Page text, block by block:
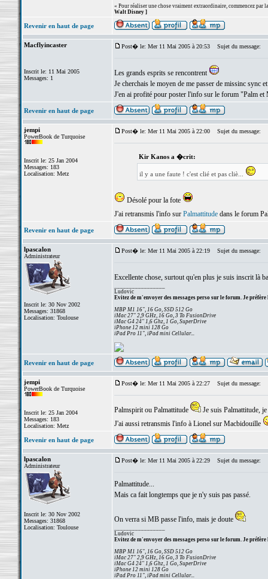
« Pour réaliser une chose vraiment extraordinaire, commencez
Walt Disney ]
Revenir en haut de page
Macflyincaster
Inscrit le: 11 Mai 2005
Messages: 1
Post� le: Mer 11 Mai 2005 à 20:53 Sujet du message:
Les grands esprits se rencontrent
Je cherchais le moyen de me passer de missinc sync
J'en ai profité pour poster l'info sur le forum "Palm et
Revenir en haut de page
jempi
PowerBook de Turquoise
Inscrit le: 25 Jan 2004
Messages: 183
Localisation: Metz
Post� le: Mer 11 Mai 2005 à 22:00 Sujet du message:
Kir Kanos a �crit:
il y a une faute ! c'est clié et pas cliè...
Désolé pour la fote
J'ai retransmis l'info sur Palmattitudedans le forum
Revenir en haut de page
lpascalon
Administrateur
Inscrit le: 30 Nov 2002
Messages: 31868
Localisation: Toulouse
Post� le: Mer 11 Mai 2005 à 22:19 Sujet du message:
Excellente chose, surtout qu'en plus je suis inscrit là
Ludovic
Evitez de m'envoyer des messages perso sur le forum. Je préfère
MBP M1 16", 16 Go, SSD 512 Go
iMac 27" 2,9 GHz, 16 Go, 3 To FusionDrive
iMac G4 24" 1,6 Ghz, 1 Go, SuperDrive
iPhone 12 mini 128 Go
iPad Pro 11", iPad mini Cellular...
Revenir en haut de page
jempi
PowerBook de Turquoise
Inscrit le: 25 Jan 2004
Messages: 183
Localisation: Metz
Post� le: Mer 11 Mai 2005 à 22:27 Sujet du message:
Palmspirit ou Palmattitude
Je suis Palmattitude,
J'ai aussi retransmis l'info à Lionel sur Macbidouille
Revenir en haut de page
lpascalon
Administrateur
Inscrit le: 30 Nov 2002
Messages: 31868
Localisation: Toulouse
Post� le: Mer 11 Mai 2005 à 22:29 Sujet du message:
Palmattitude...
Mais ca fait longtemps que je n'y suis pas passé.
On verra si MB passe l'info, mais je doute
Ludovic
Evitez de m'envoyer des messages perso sur le forum. Je préfère
MBP M1 16", 16 Go, SSD 512 Go
iMac 27" 2,9 GHz, 16 Go, 3 To FusionDrive
iMac G4 24" 1,6 Ghz, 1 Go, SuperDrive
iPhone 12 mini 128 Go
iPad Pro 11", iPad mini Cellular...